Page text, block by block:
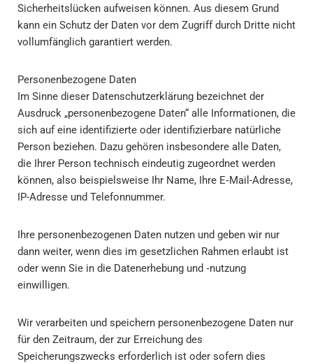
Sicherheitslücken aufweisen können. Aus diesem Grund
kann ein Schutz der Daten vor dem Zugriff durch Dritte nicht
vollumfänglich garantiert werden.
Personenbezogene Daten
Im Sinne dieser Datenschutzerklärung bezeichnet der
Ausdruck „personenbezogene Daten“ alle Informationen, die
sich auf eine identifizierte oder identifizierbare natürliche
Person beziehen. Dazu gehören insbesondere alle Daten,
die Ihrer Person technisch eindeutig zugeordnet werden
können, also beispielsweise Ihr Name, Ihre E‑Mail-Adresse,
IP-Adresse und Telefonnummer.
Ihre personenbezogenen Daten nutzen und geben wir nur
dann weiter, wenn dies im gesetzlichen Rahmen erlaubt ist
oder wenn Sie in die Datenerhebung und ‑nutzung
einwilligen.
Wir verarbeiten und speichern personenbezogene Daten nur
für den Zeitraum, der zur Erreichung des
Speicherungszwecks erforderlich ist oder sofern dies